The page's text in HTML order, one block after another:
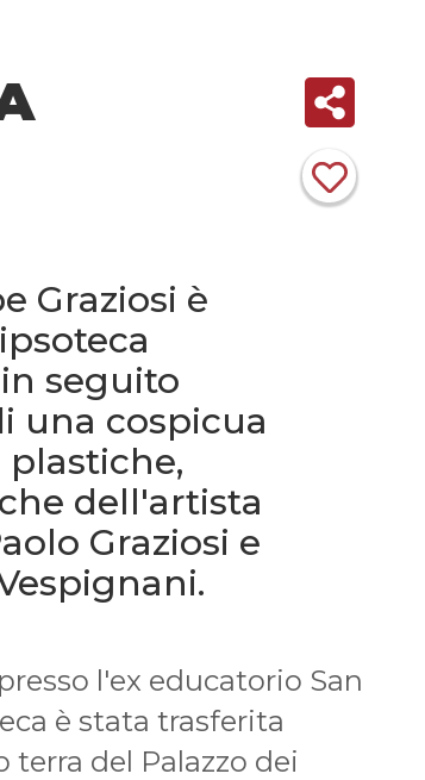
Graziosi è
seguito
una cospicua
dell'artista
Graziosi e
l'ex educatorio San
è stata trasferita
terra del Palazzo dei